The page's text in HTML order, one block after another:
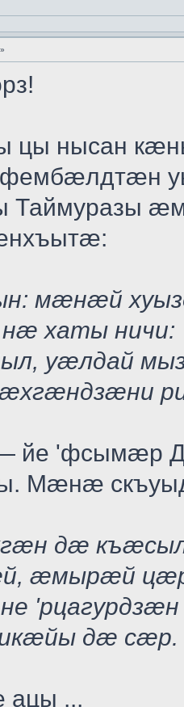
цы нысан
Таймуразы
мæнæй
нæ хаты ничи:
уæлдай
— йе 'фсымæр
Мæнæ
дæ
æмырæй
'рцагурдзæн
дæ сæр.
...